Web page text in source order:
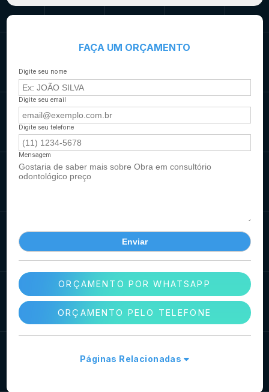
FAÇA UM ORÇAMENTO
Digite seu nome
Digite seu email
Digite seu telefone
Mensagem
ORÇAMENTO POR WHATSAPP
ORÇAMENTO PELO TELEFONE
Páginas Relacionadas